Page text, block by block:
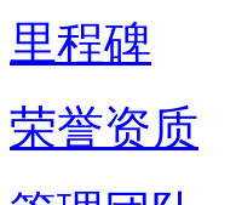
里程碑
荣誉资质